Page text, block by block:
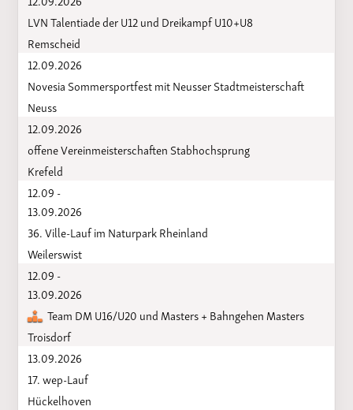
LVN Talentiade der U12 und Dreikampf U10+U8
Remscheid
12.09.2026
Novesia Sommersportfest mit Neusser Stadtmeisterschaft
Neuss
12.09.2026
offene Vereinmeisterschaften Stabhochsprung
Krefeld
12.09 -
13.09.2026
36. Ville-Lauf im Naturpark Rheinland
Weilerswist
12.09 -
13.09.2026
Team DM U16/U20 und Masters + Bahngehen Masters
Troisdorf
13.09.2026
17. wep-Lauf
Hückelhoven